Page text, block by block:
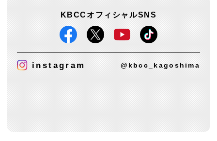
KBCCオフィシャルSNS
instagram @kbcc_kagoshima